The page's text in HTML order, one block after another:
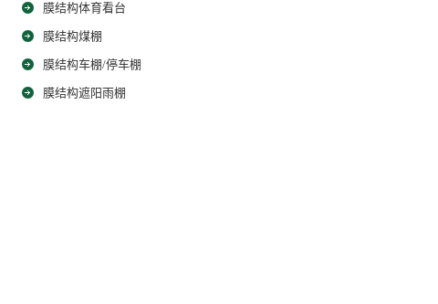
膜结构体育看台
膜结构煤棚
膜结构车棚/停车棚
膜结构遮阳雨棚